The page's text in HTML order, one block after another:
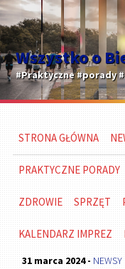
Wszystko o
#Praktyczne #porady
STRONA GŁÓWNA
PRAKTYCZNE PORADY
ZDROWIE SPRZĘT
KALENDARZ IMPREZ
31 marca 2024 - NEWSY